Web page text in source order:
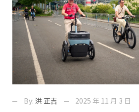
By: 洪 正吉 2025 年 11 月 3 日